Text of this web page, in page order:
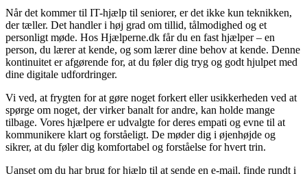
Når det kommer til IT-hjælp til seniorer, er det ikke kun teknikken,
der tæller. Det handler i høj grad om tillid, tålmodighed og et
personligt møde. Hos Hjælperne.dk får du en fast hjælper – en
person, du lærer at kende, og som lærer dine behov at kende. Denne
kontinuitet er afgørende for, at du føler dig tryg og godt hjulpet med
dine digitale udfordringer.
Vi ved, at frygten for at gøre noget forkert eller usikkerheden ved at
spørge om noget, der virker banalt for andre, kan holde mange
tilbage. Vores hjælpere er udvalgte for deres empati og evne til at
kommunikere klart og forståeligt. De møder dig i øjenhøjde og
sikrer, at du føler dig komfortabel og forståelse for hvert trin.
Uanset om du har brug for hjælp til at sende en e-mail, finde rundt i